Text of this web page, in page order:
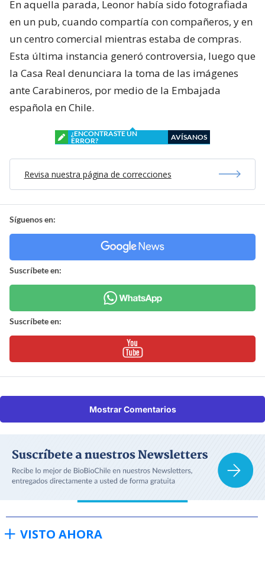
En aquella parada, Leonor había sido fotografiada
en un pub, cuando compartía con compañeros, y en
un centro comercial mientras estaba de compras.
Esta última instancia generó controversia, luego que
la Casa Real denunciara la toma de las imágenes
ante Carabineros, por medio de la Embajada
española en Chile.
¿ENCONTRASTE UN
ERROR?
AVÍSANOS
Revisa nuestra página de correcciones
Síguenos en:
Suscríbete en:
Suscríbete en:
Mostrar Comentarios
VISTO AHORA